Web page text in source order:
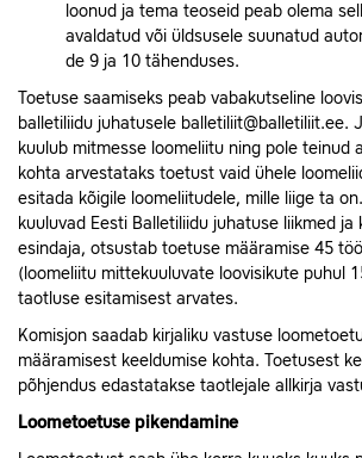
loonud ja tema teoseid peab olema
avaldatud või üldsusele suunatud
de 9 ja 10 tähenduses.
Toetuse saamiseks peab vabakutseline
balletiliidu juhatusele balletiliit@balletiliit.ee.
kuulub mitmesse loomeliitu ning pole teinud
kohta arvestataks toetust vaid ühele
esitada kõigile loomeliitudele, mille liige ta
kuuluvad Eesti Balletiliidu juhatuse liikmed
esindaja, otsustab toetuse määramise 45
(loomeliitu mittekuuluvate loovisikute puhul
taotluse esitamisest arvates.
Komisjon saadab kirjaliku vastuse
määramisest keeldumise kohta. Toetusest
põhjendus edastatakse taotlejale allkirja
Loometoetuse pikendamine